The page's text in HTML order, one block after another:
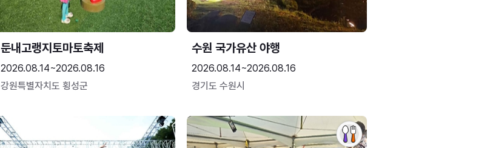
둔내고랭지토마토축제
2026.08.14~2026.08.16
강원특별자치도 횡성군
수원 국가유산 야행
2026.08.14~2026.08.16
경기도 수원시